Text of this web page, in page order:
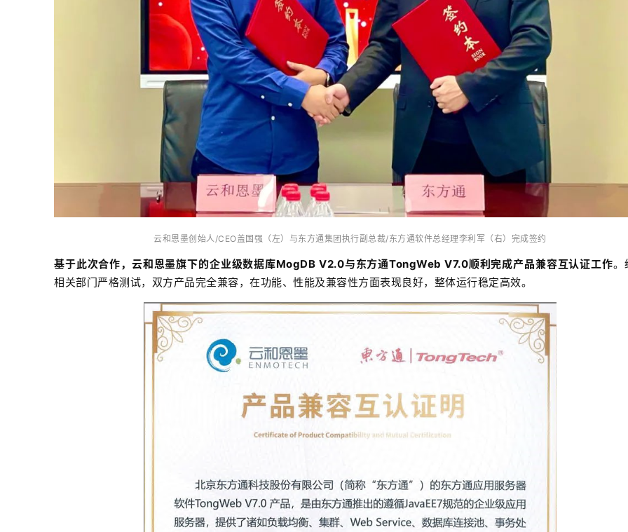
云和恩墨创始人/CEO盖国强（左）与东方通集团执行副总裁/东方通软件总经理李利军（右）完成签约
基于此次合作，云和恩墨旗下的企业级数据库MogDB V2.0与东方通TongWeb V7.0顺利完成产品兼容互认证工作。
相关部门严格测试，双方产品完全兼容，在功能、性能及兼容性方面表现良好，整体运行稳定高效。